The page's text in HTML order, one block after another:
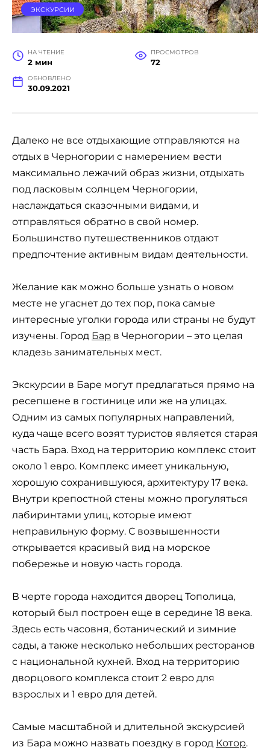
ЭКСКУРСИИ
НА ЧТЕНИЕ
2 мин
ПРОСМОТРОВ
72
ОБНОВЛЕНО
30.09.2021
Далеко не все отдыхающие отправляются на
отдых в Черногории с намерением вести
максимально лежачий образ жизни, отдыхать
под ласковым солнцем Черногории,
наслаждаться сказочными видами, и
отправляться обратно в свой номер.
Большинство путешественников отдают
предпочтение активным видам деятельности.
Желание как можно больше узнать о новом
месте не угаснет до тех пор, пока самые
интересные уголки города или страны не будут
изучены. Город Бар в Черногории – это целая
кладезь занимательных мест.
Экскурсии в Баре могут предлагаться прямо на
ресепшене в гостинице или же на улицах.
Одним из самых популярных направлений,
куда чаще всего возят туристов является старая
часть Бара. Вход на территорию комплекс стоит
около 1 евро. Комплекс имеет уникальную,
хорошую сохранившуюся, архитектуру 17 века.
Внутри крепостной стены можно прогуляться
лабиринтами улиц, которые имеют
неправильную форму. С возвышенности
открывается красивый вид на морское
побережье и новую часть города.
В черте города находится дворец Тополица,
который был построен еще в середине 18 века.
Здесь есть часовня, ботанический и зимние
сады, а также несколько небольших ресторанов
с национальной кухней. Вход на территорию
дворцового комплекса стоит 2 евро для
взрослых и 1 евро для детей.
Самые масштабной и длительной экскурсией
из Бара можно назвать поездку в город Котор.